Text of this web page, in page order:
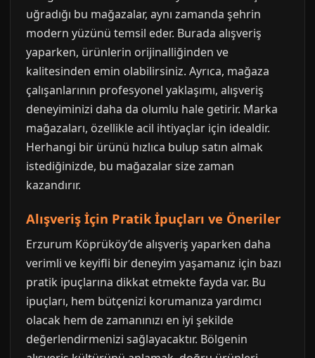
uğradığı bu mağazalar, aynı zamanda şehrin
modern yüzünü temsil eder. Burada alışveriş
yaparken, ürünlerin orijinalliğinden ve
kalitesinden emin olabilirsiniz. Ayrıca, mağaza
çalışanlarının profesyonel yaklaşımı, alışveriş
deneyiminizi daha da olumlu hale getirir. Marka
mağazaları, özellikle acil ihtiyaçlar için idealdir.
Herhangi bir ürünü hızlıca bulup satın almak
istediğinizde, bu mağazalar size zaman
kazandırır.
Alışveriş İçin Pratik İpuçları ve Öneriler
Erzurum Köprüköy’de alışveriş yaparken daha
verimli ve keyifli bir deneyim yaşamanız için bazı
pratik ipuçlarına dikkat etmekte fayda var. Bu
ipuçları, hem bütçenizi korumanıza yardımcı
olacak hem de zamanınızı en iyi şekilde
değerlendirmenizi sağlayacaktır. Bölgenin